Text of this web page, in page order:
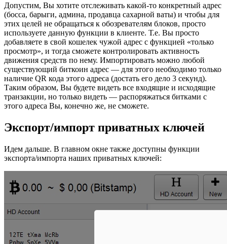
Допустим, Вы хотите отслеживать какой-то конкретный адрес
(босса, барыги, админа, продавца сахарной ваты) и чтобы для
этих целей не обращаться к обозревателям блоков, просто
используете данную функции в клиенте. Т.е. Вы просто
добавляете в свой кошелек чужой адрес с функцией «только
просмотр», и тогда сможете контролировать активность
движения средств по нему. Импортировать можно любой
существующий биткоин адрес — для этого необходимо только
наличие QR кода этого адреса (достать его дело 3 секунд).
Таким образом, Вы будете видеть все входящие и исходящие
транзакции, но только видеть — распоряжаться битками с
этого адреса Вы, конечно же, не сможете.
Экспорт/импорт приватных ключей
Идем дальше. В главном окне также доступны функции
экспорта/импорта наших приватных ключей: